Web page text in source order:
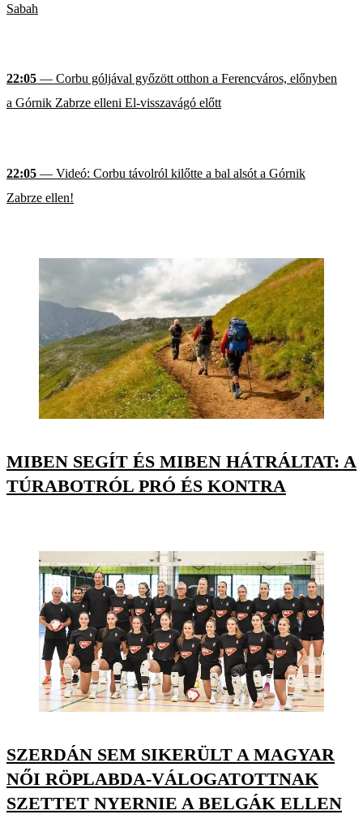
Sabah
22:05 — Corbu góljával győzött otthon a Ferencváros, előnyben
a Górnik Zabrze elleni El-visszavágó előtt
22:05 — Videó: Corbu távolról kilőtte a bal alsót a Górnik
Zabrze ellen!
MIBEN SEGÍT ÉS MIBEN HÁTRÁLTAT: A
TÚRABOTRÓL PRÓ ÉS KONTRA
SZERDÁN SEM SIKERÜLT A MAGYAR
NŐI RÖPLABDA-VÁLOGATOTTNAK
SZETTET NYERNIE A BELGÁK ELLEN